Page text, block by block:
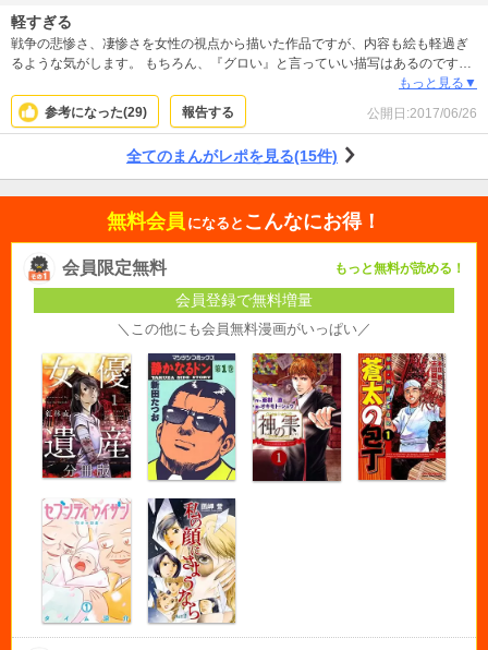
軽すぎる
戦争の悲惨さ、凄惨さを女性の視点から描いた作品ですが、内容も絵も軽過ぎ
るような気がします。 もちろん、『グロい』と言っていい描写はあるのです
が、内容もなんというか、『こんなことあったんだよ！ひどいよね～』程度に
しか描かれていないように感じました。 また、作者さんの絵も感情と勢いだけ
で描いてるようにも見えますし、下手をすると雑にも見えてしまいます。 とて
た、というのが正直な感想です。
もっと見る▼
参考になった(29) 報告する 公開日:2017/06/26
全てのまんがレポを見る(15件)
無料会員 になると こんなにお得！
会員限定無料 もっと無料が読める！
会員登録で無料増量
＼この他にも会員無料漫画がいっぱい／